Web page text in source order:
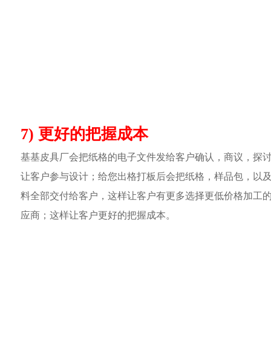
7) 更好的把握成本
基基皮具厂会把纸格的电子文件发给客户确认，商议，探
让客户参与设计；给您出格打板后会把纸格，样品包，以
料全部交付给客户，这样让客户有更多选择更低价格加工
应商；这样让客户更好的把握成本。